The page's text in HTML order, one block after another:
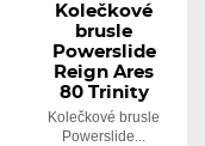
Kolečkové
brusle
Powerslide
Reign Ares
80 Trinity
Kolečkové brusle
Powerslide...